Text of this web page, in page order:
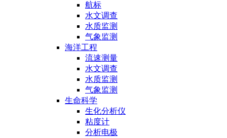
航标
水文调查
水质监测
气象监测
海洋工程
流速测量
水文调查
水质监测
气象监测
生命科学
生化分析仪
粘度计
分析电极